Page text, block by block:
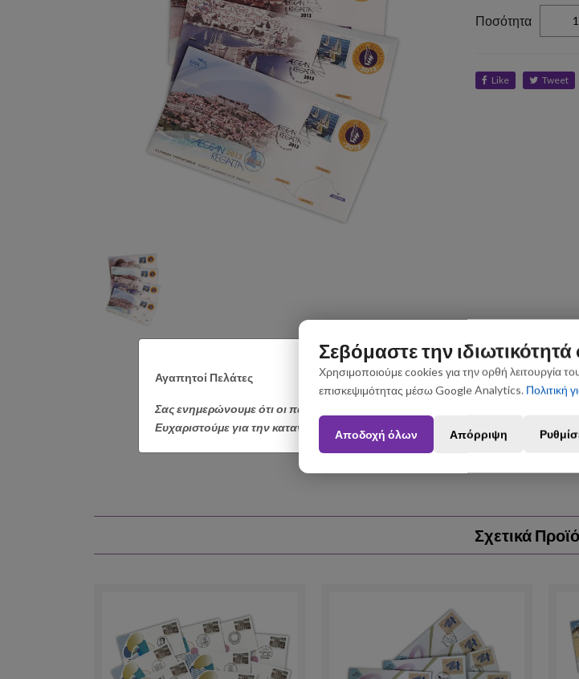
Αγαπητοί Πελάτες
Σας ενημερώνουμε ότι οι παραγγελίες που θα πραγματοποιηθούν από 3 έως
Ευχαριστούμε για την κατανόηση.
Ποσότητα
Like Tweet
Σχετικά
Σεβόμαστε την ιδιωτικότητά
Χρησιμοποιούμε cookies για την ορθή λειτουργία
επισκεψιμότητας μέσω Google Analytics. Πολιτική
Αποδοχή όλων Απόρριψη